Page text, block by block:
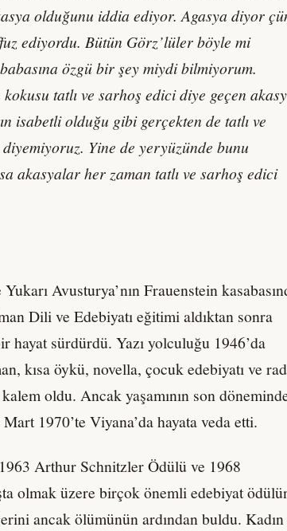
olduğunu iddia ediyor. Agasya diyor
ediyordu. Bütün Görz’lüler böyle mi
özgü bir şey miydi bilmiyorum.
tatlı ve sarhoş edici diye geçen
isabetli olduğu gibi gerçekten de tatlı ve
Yine de yeryüzünde bunu
akasyalar her zaman tatlı ve sarhoş edici
Avusturya’nın Frauenstein
Dili ve Edebiyatı eğitimi aldıktan sonra
hayat sürdürdü. Yazı yolculuğu 1946’da
kısa öykü, novella, çocuk edebiyatı ve
oldu. Ancak yaşamının son
1970’te Viyana’da hayata veda etti.
Arthur Schnitzler Ödülü ve 1968
olmak üzere birçok önemli edebiyat
ancak ölümünün ardından buldu. Kadın